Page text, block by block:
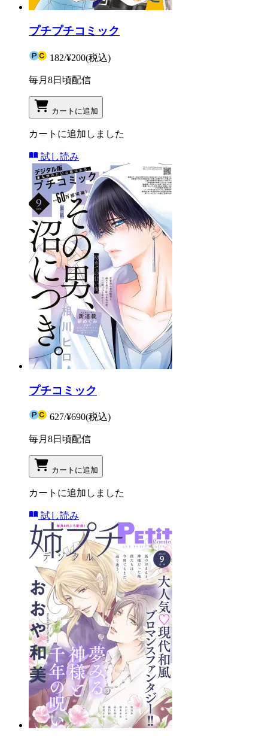
プチプチコミック
182/¥200(税込)
毎月8日頃配信
カートに追加
カートに追加しました
試し読み
プチコミック
627/¥690(税込)
毎月8日頃配信
カートに追加
カートに追加しました
試し読み